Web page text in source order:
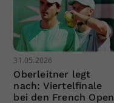
31.05.2026
Oberleitner legt
nach: Viertelfinale
bei den French Open